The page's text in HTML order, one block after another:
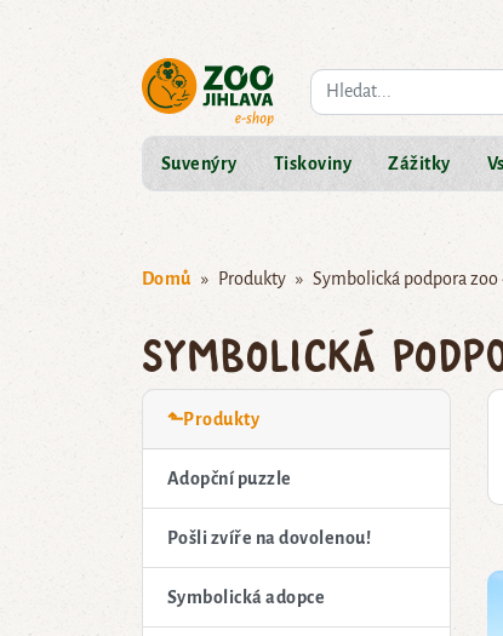
Co hledáte?
Suvenýry Tiskoviny Zážitky
Domů Produkty Symbolická podpora zoo
Symbolická
⬑Produkty
Adopční puzzle
Pošli zvíře na dovolenou!
Symbolická adopce